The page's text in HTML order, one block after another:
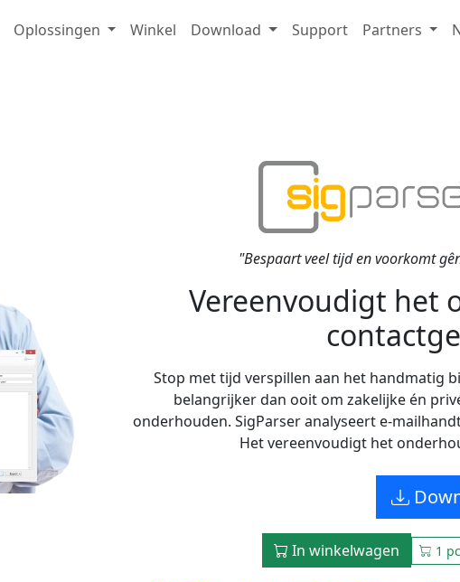
Oplossingen Winkel Download Support Partners
"Bespaart veel tijd en voorkomt
Vereenvoudigt het
Stop met tijd verspillen aan het handmatig
belangrijker dan ooit om zakelijke én
onderhouden. SigParser analyseert e-
Het vereenvoudigt het
In winkelwagen 1